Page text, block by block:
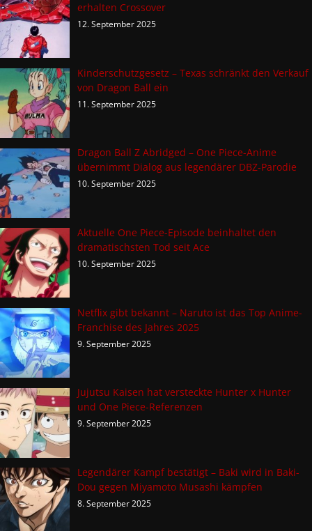
erhalten Crossover
12. September 2025
Kinderschutzgesetz – Texas schränkt den Verkauf
von Dragon Ball ein
11. September 2025
Dragon Ball Z Abridged – One Piece-Anime
übernimmt Dialog aus legendärer DBZ-Parodie
10. September 2025
Aktuelle One Piece-Episode beinhaltet den
dramatischsten Tod seit Ace
10. September 2025
Netflix gibt bekannt – Naruto ist das Top Anime-
Franchise des Jahres 2025
9. September 2025
Jujutsu Kaisen hat versteckte Hunter x Hunter
und One Piece-Referenzen
9. September 2025
Legendärer Kampf bestätigt – Baki wird in Baki-
Dou gegen Miyamoto Musashi kämpfen
8. September 2025